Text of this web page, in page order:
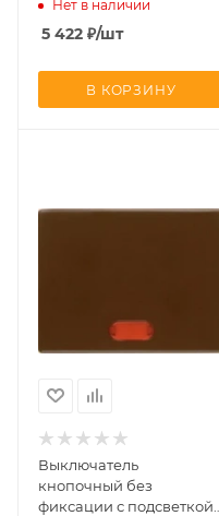
Нет в наличии
5 422 ₽/шт
В КОРЗИНУ
Выключатель
кнопочный без
фиксации с подсветкой